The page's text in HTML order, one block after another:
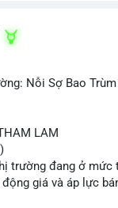
lớn này có thể
ví lạnh để nắm giữ
áp lực tâm lý ngắn
ngại về khả năng
tư nhỏ lẻ:
dịch tiếp theo từ
Nỗi Sợ Bao
LAM
trường đang ở
giá và áp lực